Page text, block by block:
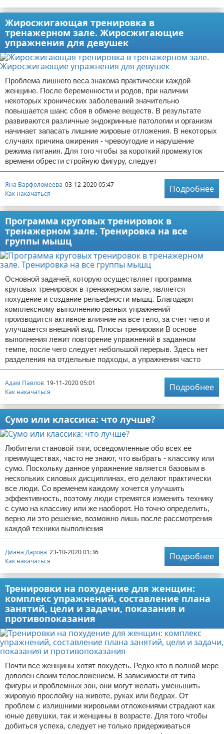
Жиросжигающая тренировка в
тренажерном зале. Жиросжигающие
упражнения для девушек
Проблема лишнего веса знакома практически каждой
женщине. После беременности и родов, при наличии
некоторых хронических заболеваний значительно
повышается шанс сбоя в обмене веществ. В результате
развиваются различные эндокринные патологии и организм
начинает запасать лишние жировые отложения. В некоторых
случаях причина ожирения - чревоугодие и нарушение
режима питания. Для того чтобы за короткий промежуток
времени обрести стройную фигуру, следует
Яна Варфоломеева 03-12-2020 05:47
Как накачаться
Подробнее
Программа круговых тренировок в
тренажерном зале. Тренировка на все
группы мышц
Основной задачей, которую осуществляет программа
круговых тренировок в тренажерном зале, является
похудение и создание рельефности мышц. Благодаря
комплексному выполнению разных упражнений
производится активное влияние на все тело, за счет чего и
улучшается внешний вид. Плюсы тренировки В основе
выполнения лежит повторение упражнений в заданном
темпе, после чего следует небольшой перерыв. Здесь нет
разделения на отдельные подходы, а упражнения часто
Адам Павлов 19-11-2020 05:01
Как накачаться
Подробнее
Сумо или классика: что лучше?
Любители становой тяги, осведомленные обо всех ее
преимуществах, часто не знают, что выбрать - классику или
сумо. Поскольку данное упражнение является базовым в
нескольких силовых дисциплинах, его делают практически
все люди. Со временем каждому хочется улучшить
эффективность, поэтому люди стремятся изменить технику
с сумо на классику или же наоборот. Но точно определить,
верно ли это решение, возможно лишь после рассмотрения
каждой техники выполнения
Диана Дарова 23-10-2020 01:36
Как накачаться
Подробнее
Тренировки на похудение для женщин:
комплекс упражнений, составление плана
занятий, цели и задачи, показания и
противопоказания
Почти все женщины хотят похудеть. Редко кто в полной мере
доволен своим телосложением. В зависимости от типа
фигуры и проблемных зон, они могут желать уменьшить
жировую прослойку на животе, руках или бедрах. От
проблем с излишними жировыми отложениями страдают как
юные девушки, так и женщины в возрасте. Для того чтобы
добиться успеха, следует не только придерживаться